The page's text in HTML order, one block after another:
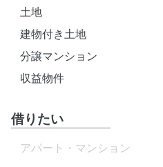
土地
建物付き土地
分譲マンション
収益物件
借りたい
アパート・マンション